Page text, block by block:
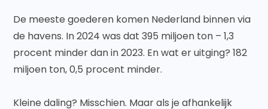
De meeste goederen komen Nederland binnen via
de havens. In 2024 was dat 395 miljoen ton – 1,3
procent minder dan in 2023. En wat er uitging? 182
miljoen ton, 0,5 procent minder.
Kleine daling? Misschien. Maar als je afhankelijk